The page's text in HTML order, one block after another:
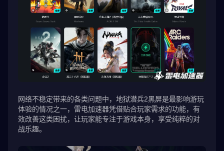
网络不稳定带来的各类问题中，地狱潜兵2黑屏是最影响游玩
体验的情况之一，雷电加速器凭借贴合玩家需求的功能，有
效改善这类困扰，让玩家能专注于游戏本身，享受纯粹的对
战乐趣。